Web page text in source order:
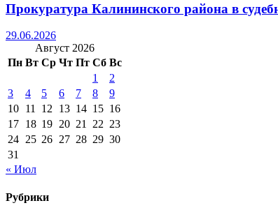
Прокуратура Калининского района в
29.06.2026
Август 2026
Пн Вт Ср Чт Пт Сб Вс
1
2
3
4 5 6 7 8
9
10 11 12 13 14 15 16
17 18 19 20 21 22 23
24 25 26 27 28 29 30
31
« Июл
Рубрики